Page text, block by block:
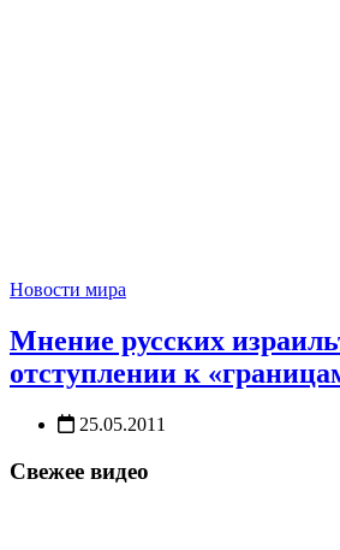
Новости мира
Мнение русских
отступлении к
25.05.2011
Свежее видео